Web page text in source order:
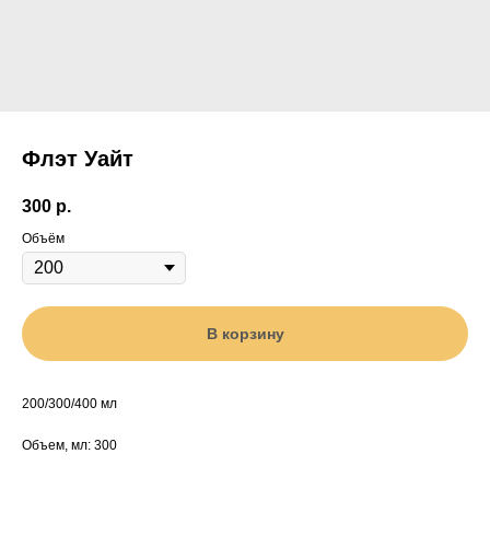
Флэт Уайт
300 р.
Объём
В корзину
200/300/400 мл
Объем, мл: 300